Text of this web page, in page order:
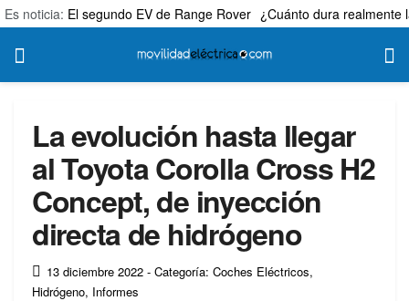
Es noticia: El segundo EV de Range Rover ¿Cuánto dura realmente
La evolución hasta llegar
al Toyota Corolla Cross H2
Concept, de inyección
directa de hidrógeno
13 diciembre 2022 - Categoría: Coches Eléctricos,
Hidrógeno, Informes